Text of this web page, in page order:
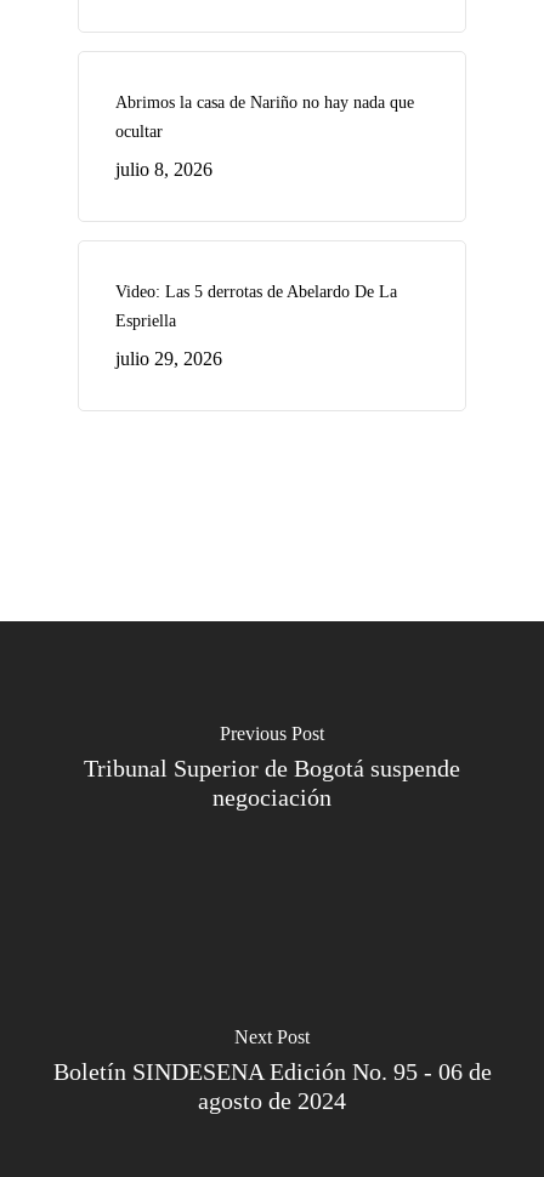
Abrimos la casa de Nariño no hay nada que
ocultar
julio 8, 2026
Video: Las 5 derrotas de Abelardo De La
Espriella
julio 29, 2026
Previous Post
Tribunal Superior de Bogotá suspende
negociación
Next Post
Boletín SINDESENA Edición No. 95 - 06 de
agosto de 2024